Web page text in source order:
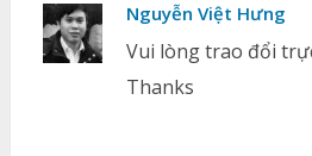
Nguyễn Việt Hưng
Vui lòng trao đổi
Thanks